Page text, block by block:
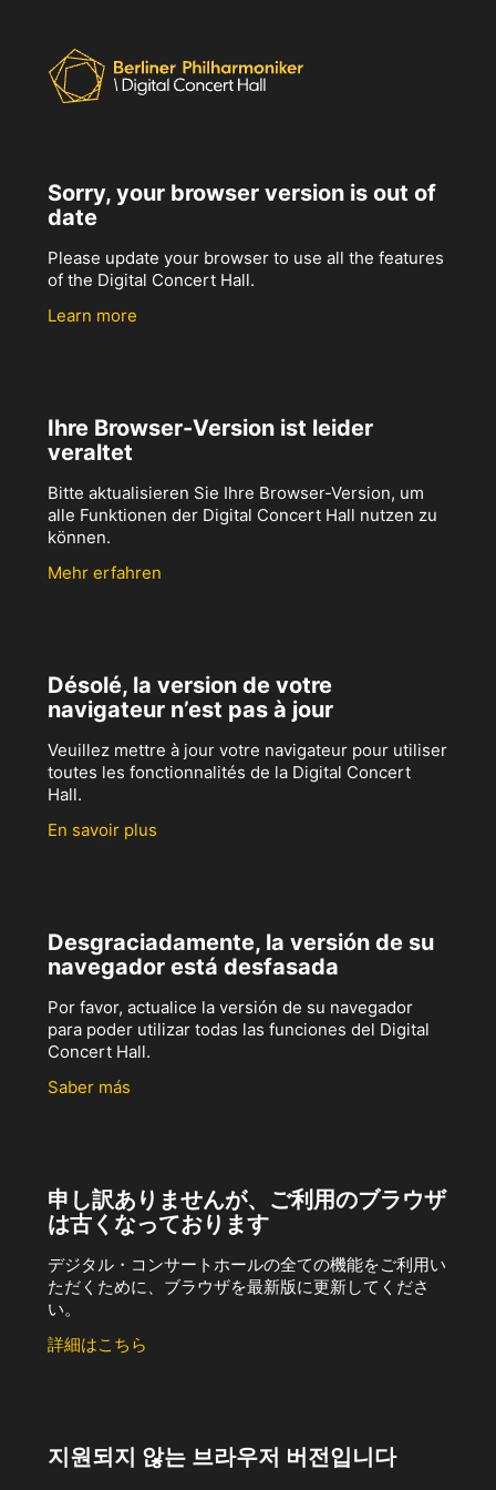
Sorry, your browser version is out of
date
Please update your browser to use all the features
of the Digital Concert Hall.
Learn more
Ihre Browser-Version ist leider
veraltet
Bitte aktualisieren Sie Ihre Browser-Version, um
alle Funktionen der Digital Concert Hall nutzen zu
können.
Mehr erfahren
Désolé, la version de votre
navigateur n’est pas à jour
Veuillez mettre à jour votre navigateur pour utiliser
toutes les fonctionnalités de la Digital Concert
Hall.
En savoir plus
Desgraciadamente, la versión de su
navegador está desfasada
Por favor, actualice la versión de su navegador
para poder utilizar todas las funciones del Digital
Concert Hall.
Saber más
申し訳ありませんが、ご利用のブラウザ
は古くなっております
デジタル・コンサートホールの全ての機能をご利用い
ただくために、ブラウザを最新版に更新してくださ
い。
詳細はこちら
지원되지 않는 브라우저 버전입니다